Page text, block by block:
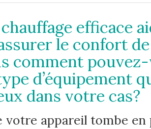
efficace
le confort
comment
d’équipement
dans votre cas?
votre appareil tombe en